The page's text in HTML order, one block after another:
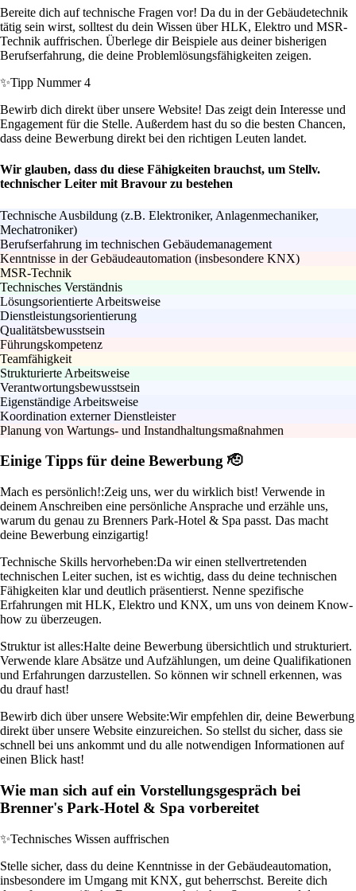
Bereite dich auf technische Fragen vor! Da du in der Gebäudetechnik
tätig sein wirst, solltest du dein Wissen über HLK, Elektro und MSR-
Technik auffrischen. Überlege dir Beispiele aus deiner bisherigen
Berufserfahrung, die deine Problemlösungsfähigkeiten zeigen.
✨Tipp Nummer 4
Bewirb dich direkt über unsere Website! Das zeigt dein Interesse und
Engagement für die Stelle. Außerdem hast du so die besten Chancen,
dass deine Bewerbung direkt bei den richtigen Leuten landet.
Wir glauben, dass du diese Fähigkeiten brauchst, um Stellv.
technischer Leiter mit Bravour zu bestehen
Technische Ausbildung (z.B. Elektroniker, Anlagenmechaniker,
Mechatroniker)
Berufserfahrung im technischen Gebäudemanagement
Kenntnisse in der Gebäudeautomation (insbesondere KNX)
MSR-Technik
Technisches Verständnis
Lösungsorientierte Arbeitsweise
Dienstleistungsorientierung
Qualitätsbewusstsein
Führungskompetenz
Teamfähigkeit
Strukturierte Arbeitsweise
Verantwortungsbewusstsein
Eigenständige Arbeitsweise
Koordination externer Dienstleister
Planung von Wartungs- und Instandhaltungsmaßnahmen
Einige Tipps für deine Bewerbung 🫡
Mach es persönlich!:Zeig uns, wer du wirklich bist! Verwende in
deinem Anschreiben eine persönliche Ansprache und erzähle uns,
warum du genau zu Brenners Park-Hotel & Spa passt. Das macht
deine Bewerbung einzigartig!
Technische Skills hervorheben:Da wir einen stellvertretenden
technischen Leiter suchen, ist es wichtig, dass du deine technischen
Fähigkeiten klar und deutlich präsentierst. Nenne spezifische
Erfahrungen mit HLK, Elektro und KNX, um uns von deinem Know-
how zu überzeugen.
Struktur ist alles:Halte deine Bewerbung übersichtlich und strukturiert.
Verwende klare Absätze und Aufzählungen, um deine Qualifikationen
und Erfahrungen darzustellen. So können wir schnell erkennen, was
du drauf hast!
Bewirb dich über unsere Website:Wir empfehlen dir, deine Bewerbung
direkt über unsere Website einzureichen. So stellst du sicher, dass sie
schnell bei uns ankommt und du alle notwendigen Informationen auf
einen Blick hast!
Wie man sich auf ein Vorstellungsgespräch bei
Brenner's Park-Hotel & Spa vorbereitet
✨Technisches Wissen auffrischen
Stelle sicher, dass du deine Kenntnisse in der Gebäudeautomation,
insbesondere im Umgang mit KNX, gut beherrschst. Bereite dich